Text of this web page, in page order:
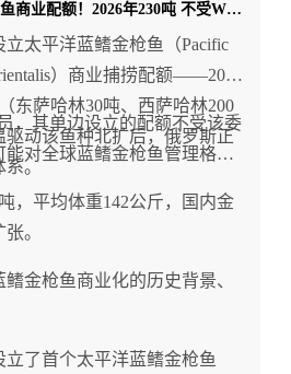
4.90美元/磅骤降至2026年的
5-8盎司货源紧张、大规格产
化；然而，DFO 2026年2月
示3K区域已降级为"临界"、
态，预计可捕捞生物量到2028
"，FFAW已呼吁改变评估模
失误，这使得未来配额面临
蟹在2022年崩溃后仍在缓慢
拿大可能的供应缺口；对中
年加拿大对华出口1,320吨
规模仍有增长空间，但应密切
俄罗斯首次设立蓝鳍金枪鱼商业配额！2026年230吨 不受WCPFC规则约束
太平洋蓝鳍金枪鱼（Pacific
）商业捕捞配额——2026
东萨哈林30吨、西萨哈林200
驱动该鱼种北扩后，俄罗斯正
系。
，其单边设立的配额不受该委
能对全球蓝鳍金枪鱼管理格局
，平均体重142公斤，国内金
。
金枪鱼商业化的历史背景、
了首个太平洋蓝鳍金枪鱼